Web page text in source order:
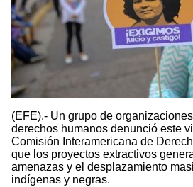
(EFE).- Un grupo de
derechos humanos denunció este
Comisión Interamericana de
que los proyectos extractivos
amenazas y el desplazamiento
indígenas y negras.